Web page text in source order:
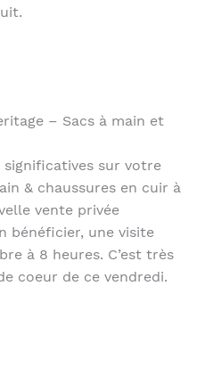
– Sacs à main et
significatives sur votre
& chaussures en cuir à
vente privée
bénéficier, une visite
à 8 heures. C’est très
coeur de ce vendredi.